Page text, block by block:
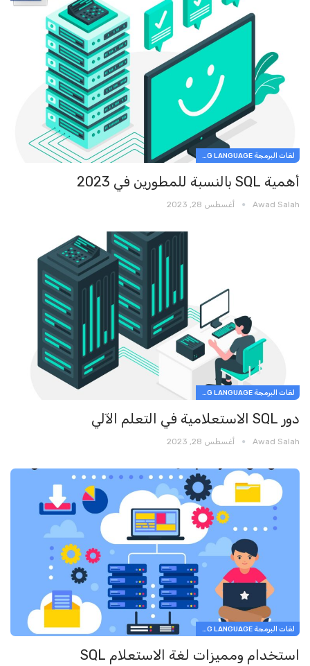
لغات البرمجة PROGRAMMING LANGUAGE
أهمية SQL بالنسبة للمطورين في 2023
Awad Salah أغسطس 28, 2023
لغات البرمجة PROGRAMMING LANGUAGE
دور SQL الاستعلامية في التعلم الآلي
Awad Salah أغسطس 28, 2023
لغات البرمجة PROGRAMMING LANGUAGE
استخدام ومميزات لغة الاستعلام SQL